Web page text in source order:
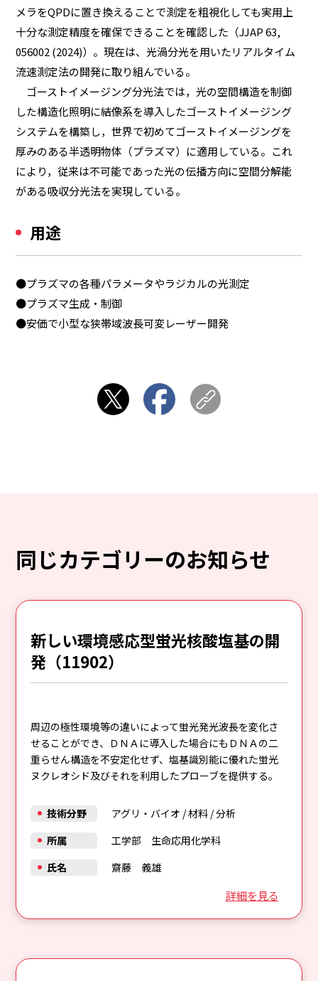
メラをQPDに置き換えることで測定を粗視化しても実用上
十分な測定精度を確保できることを確認した（JJAP 63,
056002 (2024)）。現在は、光渦分光を用いたリアルタイム
流速測定法の開発に取り組んでいる。
ゴーストイメージング分光法では，光の空間構造を制御
した構造化照明に結像系を導入したゴーストイメージング
システムを構築し，世界で初めてゴーストイメージングを
厚みのある半透明物体（プラズマ）に適用している。これ
により，従来は不可能であった光の伝播方向に空間分解能
がある吸収分光法を実現している。
用途
●プラズマの各種パラメータやラジカルの光測定
●プラズマ生成・制御
●安価で小型な狭帯域波長可変レーザー開発
同じカテゴリーのお知らせ
新しい環境感応型蛍光核酸塩基の開
発（11902）
周辺の極性環境等の違いによって蛍光発光波長を変化さ
せることができ、ＤＮＡに導入した場合にもＤＮＡの二
重らせん構造を不安定化せず、塩基識別能に優れた蛍光
ヌクレオシド及びそれを利用したプローブを提供する。
詳細を見る
技術分野 アグリ・バイオ /材料/分析
所属
工学部 生命応用化学科
氏名
齋藤 義雄